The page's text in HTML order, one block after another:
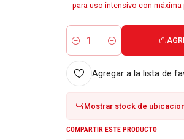
para uso intensivo con
Cantidad
Agregar a la lista de
Mostrar stock de
COMPARTIR ESTE PRODUCTO